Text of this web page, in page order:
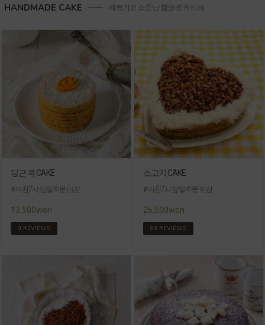
HANDMADE CAKE 예쁘기로 소문난 힐링펫 케이크
당근 콕 CAKE
# 아침7시 당일주문 마감
13,500won
0 REVIEWS
소고기 CAKE
# 아침7시 당일주문 마감
26,500won
83 REVIEWS